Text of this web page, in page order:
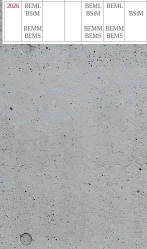
2026
BEML
BStM
BEMM
BEMS
BEML
BStM
BEMM
BEMS
BEML
BEMM
BEMS
BStM